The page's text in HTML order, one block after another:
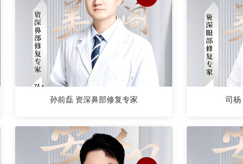
孙前磊 资深鼻部修复专家